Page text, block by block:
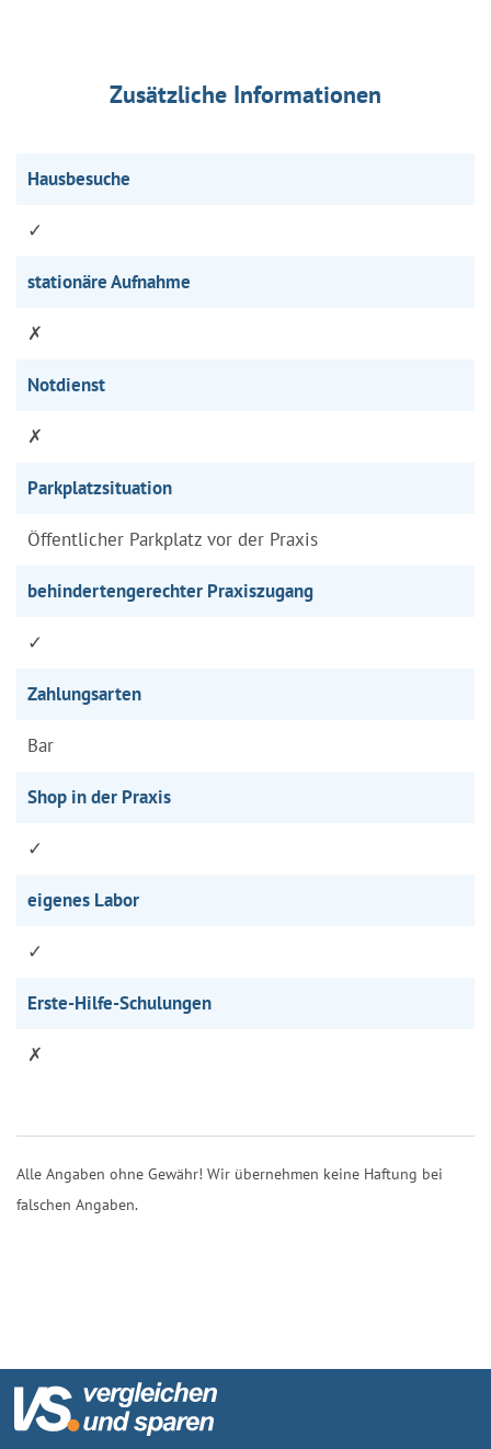
Zusätzliche Informationen
Hausbesuche
✓
stationäre Aufnahme
✗
Notdienst
✗
Parkplatzsituation
Öffentlicher Parkplatz vor der Praxis
behindertengerechter Praxiszugang
✓
Zahlungsarten
Bar
Shop in der Praxis
✓
eigenes Labor
✓
Erste-Hilfe-Schulungen
✗
Alle Angaben ohne Gewähr! Wir übernehmen keine Haftung bei
falschen Angaben.